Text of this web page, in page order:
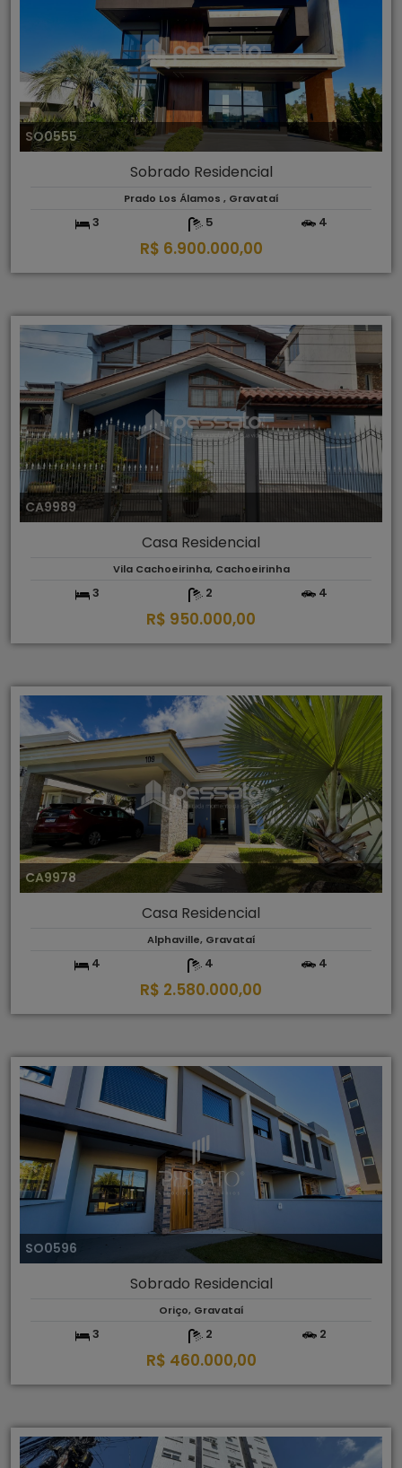
SO0555
Sobrado Residencial
Prado Los Álamos , Gravataí
3 5 4
R$ 6.900.000,00
CA9989
Casa Residencial
Vila Cachoeirinha, Cachoeirinha
3 2 4
R$ 950.000,00
CA9978
Casa Residencial
Alphaville, Gravataí
4 4 4
R$ 2.580.000,00
SO0596
Sobrado Residencial
Oriço, Gravataí
3 2 2
R$ 460.000,00